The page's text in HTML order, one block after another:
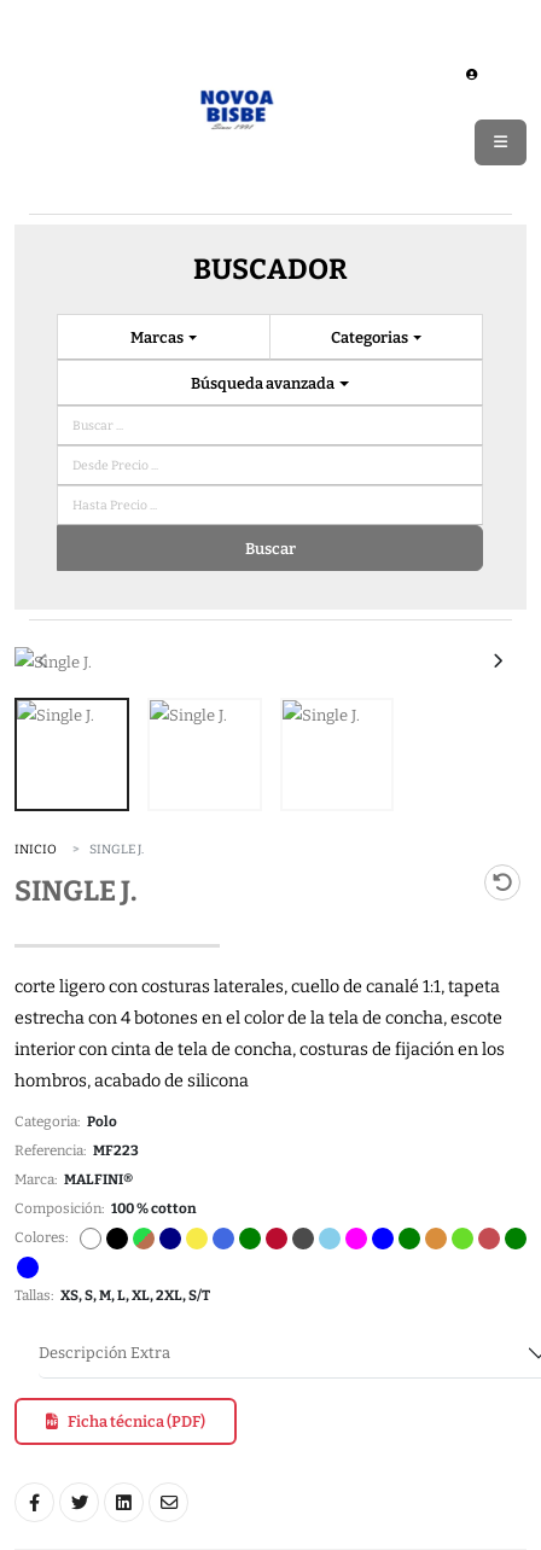
BUSCADOR
Categorias
Marcas
Búsqueda avanzada
Buscar
INICIO SINGLE J.
SINGLE J.
corte ligero con costuras laterales, cuello de canalé 1:1, tapeta
estrecha con 4 botones en el color de la tela de concha, escote
interior con cinta de tela de concha, costuras de fijación en los
hombros, acabado de silicona
Categoria: Polo
Referencia: MF223
Marca: MALFINI®
Composición: 100 % cotton
Colores:
Tallas: XS, S, M, L, XL, 2XL, S/T
Descripción Extra
Ficha técnica (PDF)